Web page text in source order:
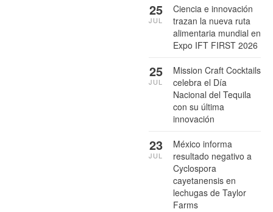
Ciencia e innovación
trazan la nueva ruta
alimentaria mundial en
Expo IFT FIRST 2026
25
JUL
Mission Craft Cocktails
celebra el Día
Nacional del Tequila
con su última
innovación
25
JUL
México informa
resultado negativo a
Cyclospora
cayetanensis en
lechugas de Taylor
Farms
23
JUL